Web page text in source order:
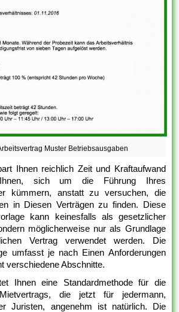
Muster Betriebsausgaben
Ihnen reichlich Zeit und Kraftaufwand
sich um die Führung Ihres
kümmern, anstatt zu versuchen, die
in Diesen Verträgen zu finden. Diese
kann keinesfalls als gesetzlicher
möglicherweise nur als Grundlage
Vertrag verwendet werden. Die
umfasst je nach Einen Anforderungen
verschiedene Abschnitte.
Ihnen eine Standardmethode für die
die jetzt für jedermann,
Juristen, angenehm ist natürlich. Die